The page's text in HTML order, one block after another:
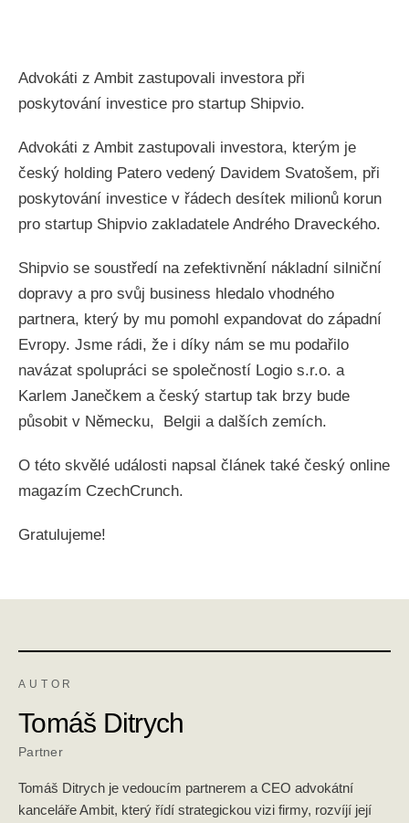
Advokáti z Ambit zastupovali investora při
poskytování investice pro startup Shipvio.
Advokáti z Ambit zastupovali investora, kterým je
český holding Patero vedený Davidem Svatošem, při
poskytování investice v řádech desítek milionů korun
pro startup Shipvio zakladatele Andrého Draveckého.
Shipvio se soustředí na zefektivnění nákladní silniční
dopravy a pro svůj business hledalo vhodného
partnera, který by mu pomohl expandovat do západní
Evropy. Jsme rádi, že i díky nám se mu podařilo
navázat spolupráci se společností Logio s.r.o. a
Karlem Janečkem a český startup tak brzy bude
působit v Německu, Belgii a dalších zemích.
O této skvělé události napsal článek také český online
magazím CzechCrunch.
Gratulujeme!
AUTOR
Tomáš Ditrych
Partner
Tomáš Ditrych je vedoucím partnerem a CEO advokátní
kanceláře Ambit, který řídí strategickou vizi firmy, rozvíjí její